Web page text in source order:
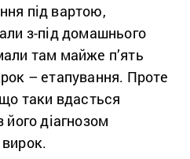
під вартою,
з-під домашнього
там майже п’ять
– етапування. Проте
таки вдасться
діагнозом